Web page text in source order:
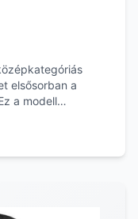
elsősorban a
a modell